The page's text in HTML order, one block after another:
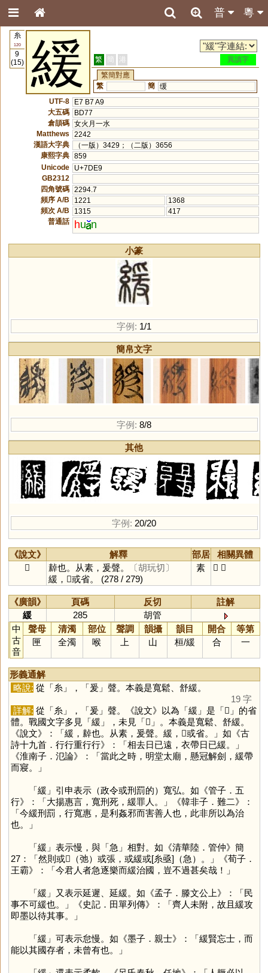
粵
普
糸
120
9
(15)
緩 繁 簡 港
異讀字
繁簡對應
繁
簡 缓
UTF-8
E7 B7 A9
大五碼
BD77
倉頡碼 女火月一水
Matthews
2242
漢語大字典
（一版）3429；（二版）3656
康熙字典 859
Unicode
U+7DE9
GB2312
四角號碼 2294.7
頻序 A/B
1221
1368
頻次 A/B
1315
417
普通話
hu n
小篆
字例: 1/1
簡帛文字
字例: 8/8
其他
字例: 20/20
《說文》 解釋 部居
相關異體
𦅻
繛也。从素，爰聲。
〔胡玩切〕
緩，𦅻或省。 (278 / 279)
素 𦇻 緩
《廣韻》 頁碼 反切
註解
緩
285
胡管
中
古
音
聲母 清濁 部位 聲調 韻攝 韻目 開合
等第
匣
全濁 喉 上 山 桓/緩 合 一
形義通解
略說: 從「糸」，「爰」聲。本義是寬鬆、舒緩。
19 字
詳解: 從「糸」，「爰」聲。《說文》以為「緩 」是「𦅻 」的省
體。戰國文字多見「緩 」，未見「𦅻 」。本義是寬鬆、舒緩。
《說文》：「緩，繛也。从素，爰聲。緩，𦅻或省。」如《古
詩十九首．行行重行行》：「相去日已遠，衣帶日已緩。」
《淮南子．氾論》：「當此之時，明堂太廟，懸冠解劍，緩帶
而寢。」
「緩 」引申表示（政令或刑罰的）寬弘。如《管子．五
行》：「大揚惠言，寬刑死，緩罪人。」《韓非子．難二》：
「今緩刑罰，行寬惠，是利姦邪而害善人也，此非所以為治
也。」
「緩 」表示慢，與「急 」相對。如《清華陸．管仲》簡
27：「然則或𢼊（弛）或張，或緩或[糸亟]（急）。」《荀子．
王霸》：「今君人者急逐樂而緩治國，豈不過甚矣哉！」
「緩 」又表示延遲、延緩。如《孟子．滕文公上》：「民
事不可緩也。」《史記．田單列傳》：「齊人未附，故且緩攻
即墨以待其事。」
「緩 」可表示怠慢。如《墨子．親士》：「緩賢忘士，而
能以其國存者，未曾有也。」